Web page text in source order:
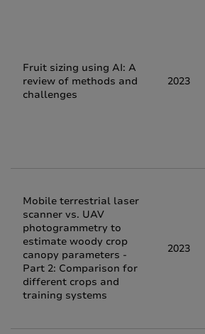
Fruit sizing using AI: A
review of methods and
challenges
2023
Mobile terrestrial laser
scanner vs. UAV
photogrammetry to
estimate woody crop
canopy parameters -
Part 2: Comparison for
different crops and
training systems
2023